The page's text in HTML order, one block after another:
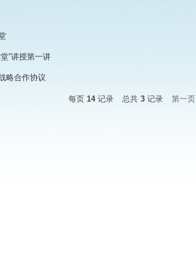
”讲授第一讲
略合作协议
每页 14记录 总共 3 记录 第一页